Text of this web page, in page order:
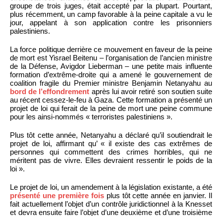
groupe de trois juges, était accepté par la plupart. Pourtant,
plus récemment, un camp favorable à la peine capitale a vu le
jour, appelant à son application contre les prisonniers
palestiniens.
La force politique derrière ce mouvement en faveur de la peine
de mort est Yisrael Beitenu – l’organisation de l’ancien ministre
de la Défense, Avigdor Lieberman – une petite mais influente
formation d’extrême-droite qui a amené le gouvernement de
coalition fragile du Premier ministre Benjamin Netanyahu au
bord de l’effondrement après lui avoir retiré son soutien suite
au récent cessez-le-feu à Gaza. Cette formation a présenté un
projet de loi qui ferait de la peine de mort une peine commune
pour les ainsi-nommés « terroristes palestiniens ».
Plus tôt cette année, Netanyahu a déclaré qu’il soutiendrait le
projet de loi, affirmant qu’ « il existe des cas extrêmes de
personnes qui commettent des crimes horribles, qui ne
méritent pas de vivre. Elles devraient ressentir le poids de la
loi ».
Le projet de loi, un amendement à la législation existante, a été
présenté une première foisplus tôt cette année en janvier. Il
fait actuellement l’objet d’un contrôle juridictionnel à la Knesset
et devra ensuite faire l’objet d’une deuxième et d’une troisième